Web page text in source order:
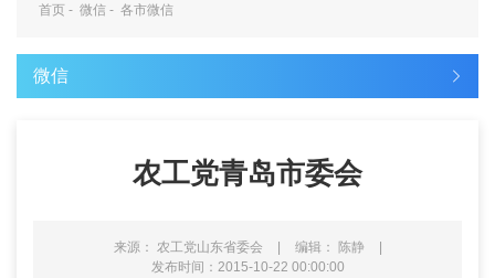
首页 - 微信 - 各市微信
微信
农工党青岛市委会
来源： 农工党山东省委会 | 编辑： 陈静
|
发布时间：2015-10-22 00:00:00